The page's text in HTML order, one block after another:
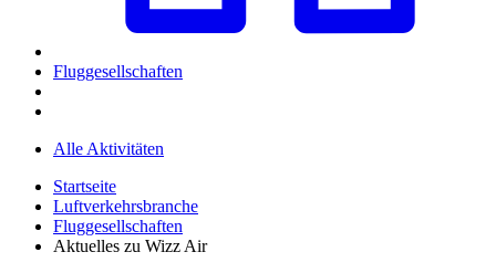
Fluggesellschaften
Alle Aktivitäten
Startseite
Luftverkehrsbranche
Fluggesellschaften
Aktuelles zu Wizz Air